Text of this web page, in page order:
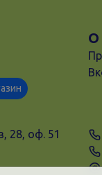
О
28, оф. 51